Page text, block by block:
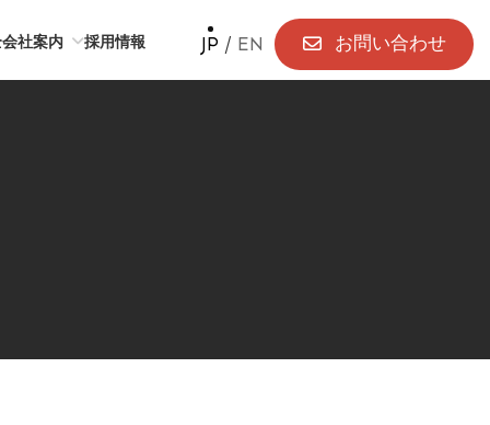
JP / EN お問い合わせ
会社案内 採用情報